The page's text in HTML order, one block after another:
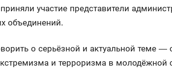
участие представители
объединений.
о серьёзной и актуальной теме —
и терроризма в молодёжной